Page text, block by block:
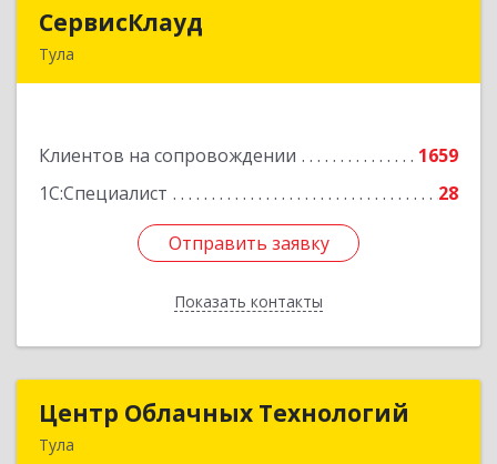
СервисКлауд
Тула
Клиентов на сопровождении
1659
1С:Специалист
28
Отправить заявку
Показать контакты
Подробнее
Отправить заявку
Назад
Центр Облачных Технологий
Тула
Центр Облачных Технологий